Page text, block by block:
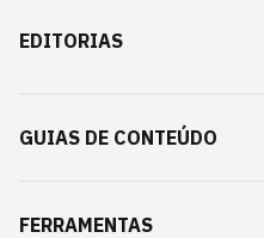
EDITORIAS
GUIAS DE CONTEÚDO
FERRAMENTAS